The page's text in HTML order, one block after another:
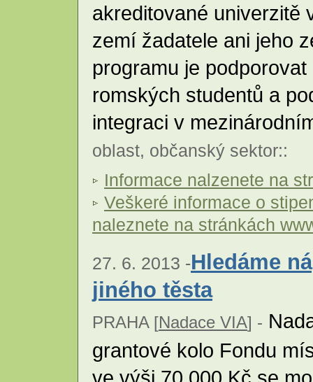
akreditované univerzitě
zemí žadatele ani jeho
programu je
romských studentů a
integraci v
oblast, občanský sektor::
Informace nalzenete na
Veškeré informace o
naleznete na stránkách
27. 6. 2013 -Hledáme
jiného těsta
PRAHA [Nadace VIA] -
grantové kolo Fondu
ve výši 70 000 Kč se